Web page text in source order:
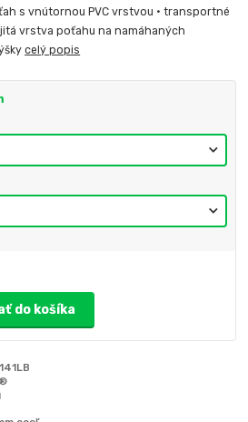
s vnútornou PVC vrstvou • transportné
vrstva poťahu na namáhaných
celý popis
do košíka